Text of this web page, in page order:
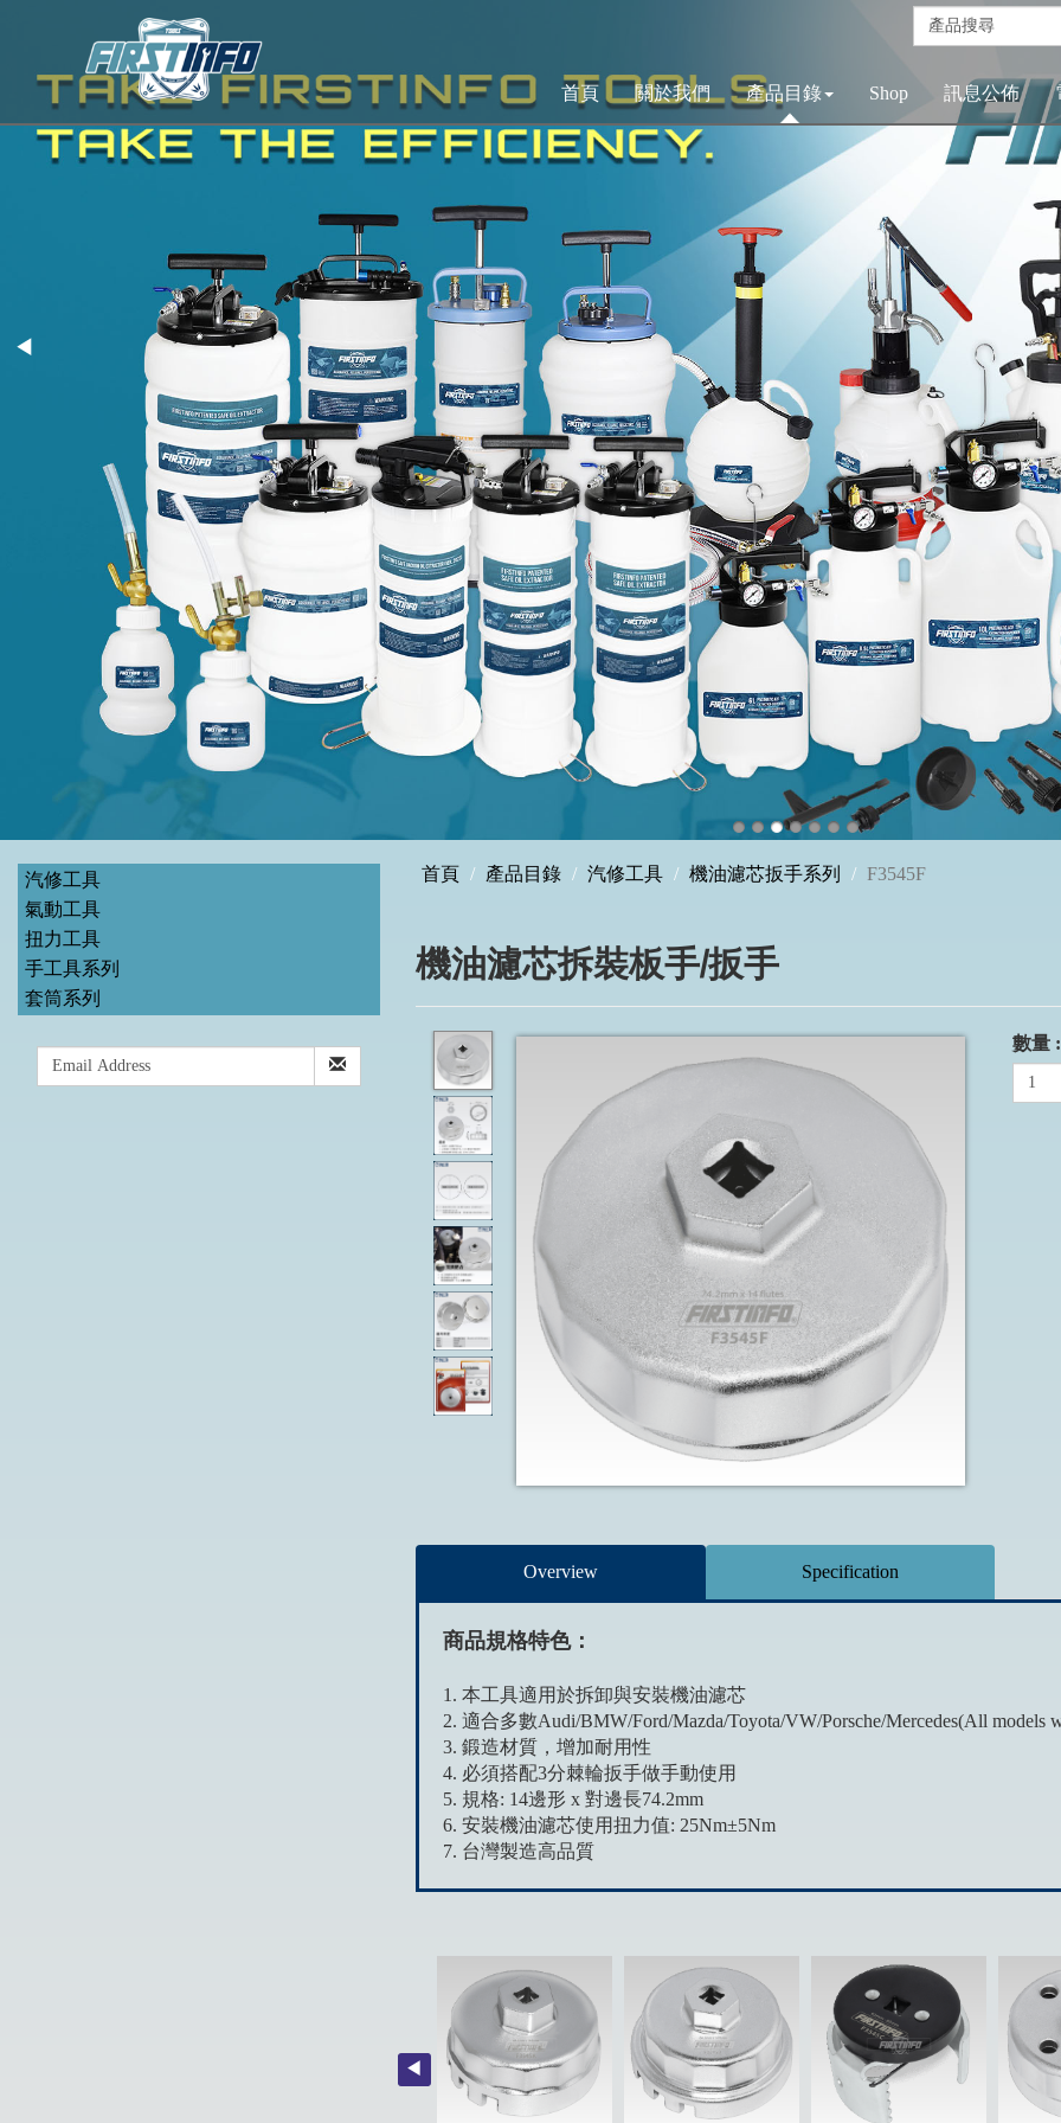
首頁 關於我們 產品目錄 Shop 訊息公佈
汽修工具
氣動工具
扭力工具
手工具系列
套筒系列
首頁 產品目錄 汽修工具 機油濾芯扳手系列 F3545F
機油濾芯拆裝板手/扳手
數量 :
Overview Specification
商品規格特色：
1. 本工具適用於拆卸與安裝機油濾芯
2. 適合多數Audi/BMW/Ford/Mazda/Toyota/VW/Porsche/Mercedes(All models
3. 鍛造材質，增加耐用性
4. 必須搭配3分棘輪扳手做手動使用
5. 規格: 14邊形 x 對邊長74.2mm
6. 安裝機油濾芯使用扭力值: 25Nm±5Nm
7. 台灣製造高品質